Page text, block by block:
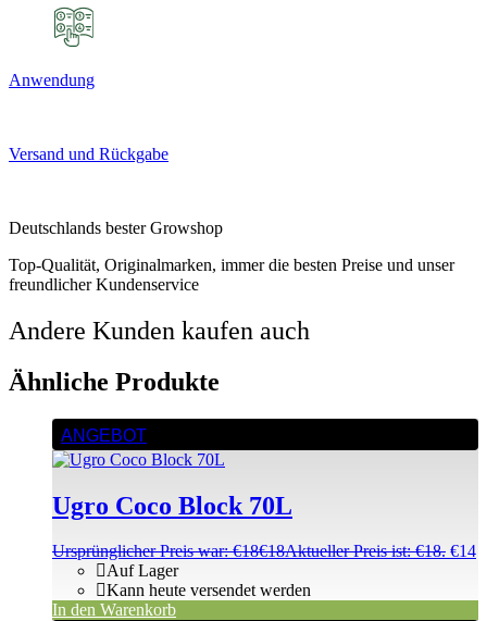
Anwendung
Versand und Rückgabe
Deutschlands bester Growshop
Top-Qualität, Originalmarken, immer die besten Preise und unser
freundlicher Kundenservice
Andere Kunden kaufen auch
Ähnliche Produkte
ANGEBOT
Ugro Coco Block 70L
Ursprünglicher Preis war: €18€18Aktueller Preis ist: €18. €14
Auf Lager
Kann heute versendet werden
In den Warenkorb